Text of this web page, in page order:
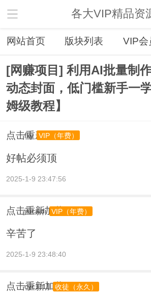
各大VIP精品资
网站首页 版块列表 VIP会
[网赚项目] 利用AI批量制
动态封面，低门槛新手一
姆级教程】
点击重新加载
fky VIP（年费）
好帖必须顶
2025-1-9 23:47:56
点击重新加载
jiucaidi VIP（年费）
辛苦了
2025-1-9 23:48:40
点击重新加载
cyc1111 收徒（永久）